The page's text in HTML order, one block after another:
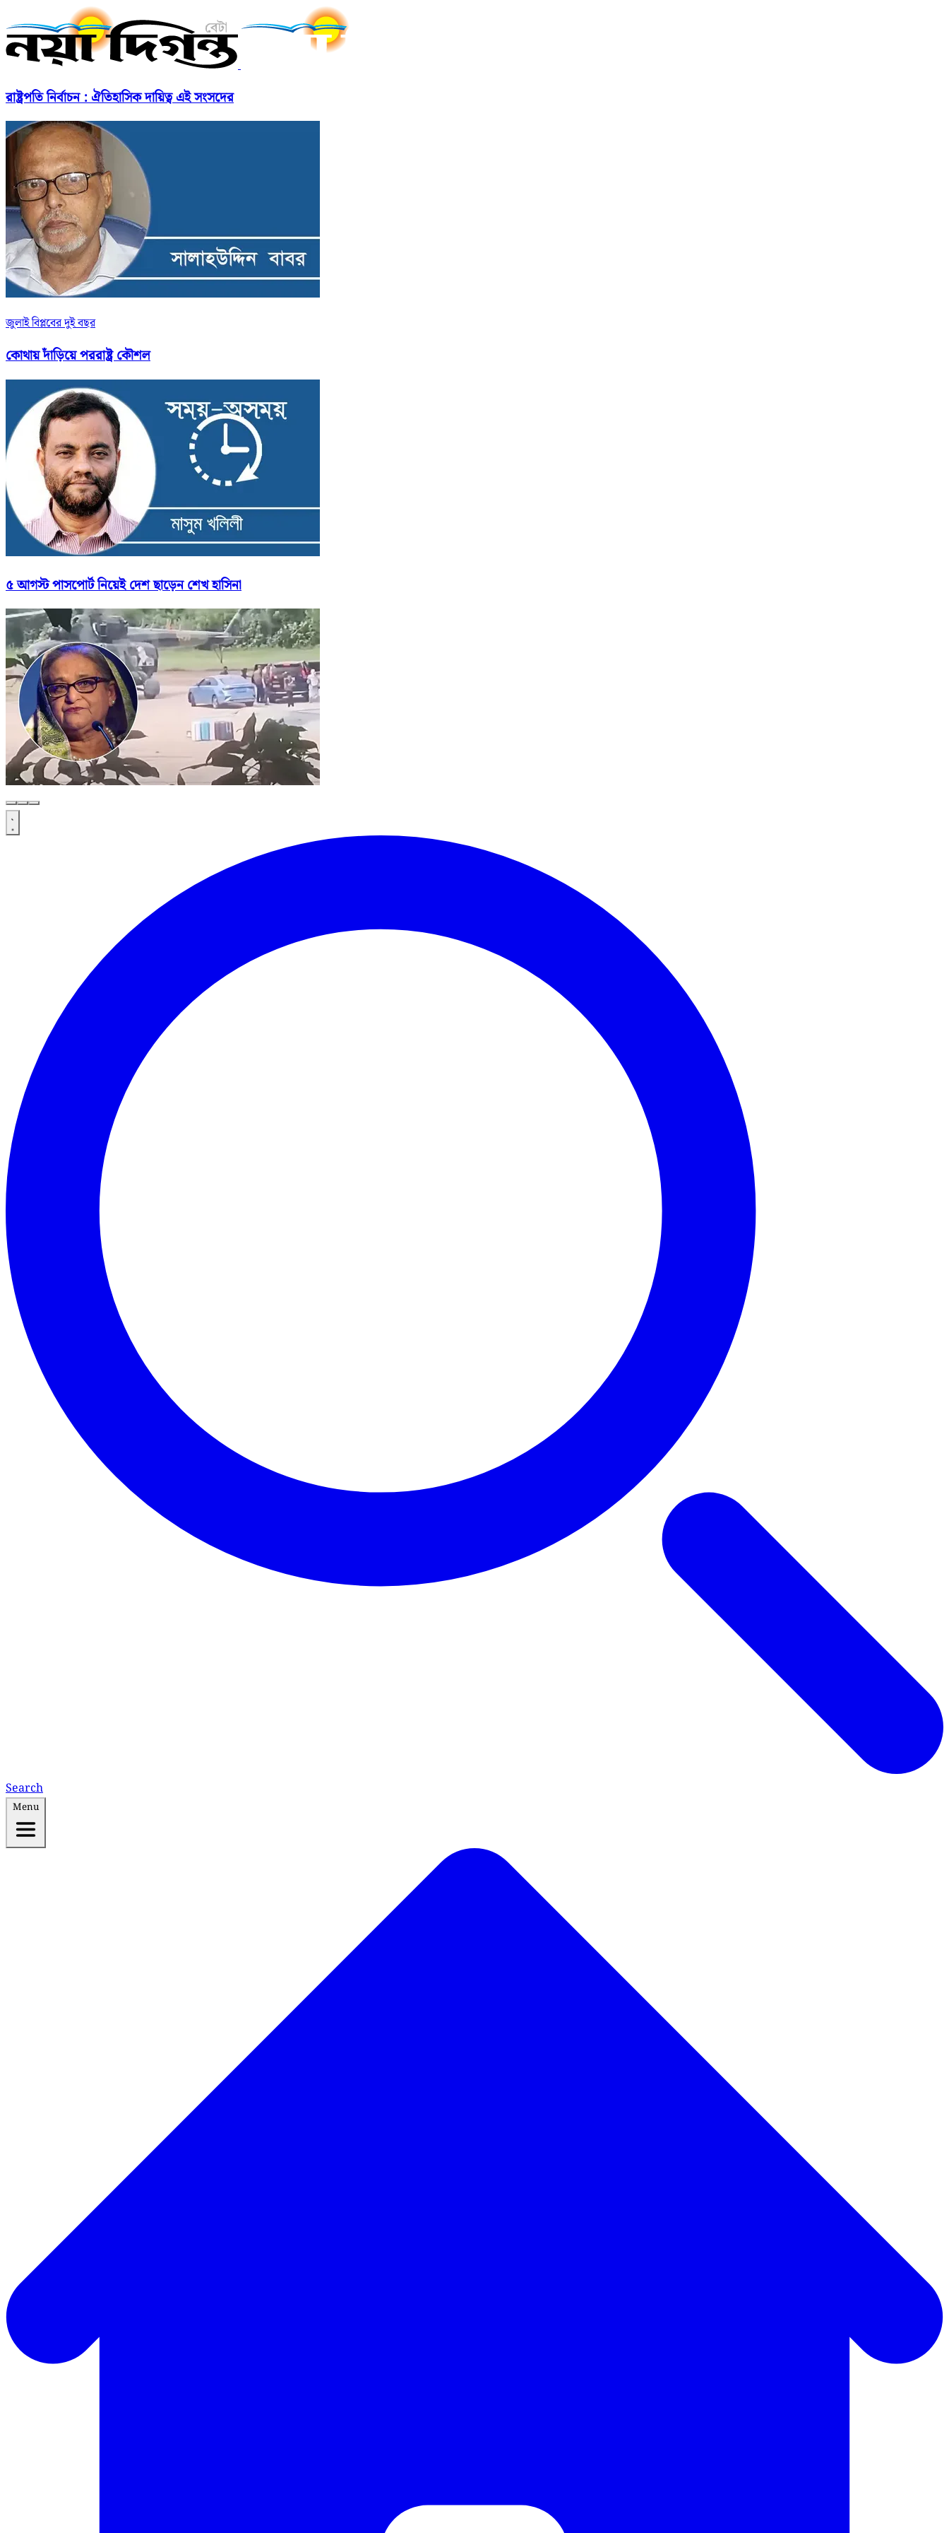
রাষ্ট্রপতি নির্বাচন : ঐতিহাসিক দায়িত্ব এই সংসদের
জুলাই বিপ্লবের দুই বছর
কোথায় দাঁড়িয়ে পররাষ্ট্র কৌশল
৫ আগস্ট পাসপোর্ট নিয়েই দেশ ছাড়েন শেখ হাসিনা
Search
Menu